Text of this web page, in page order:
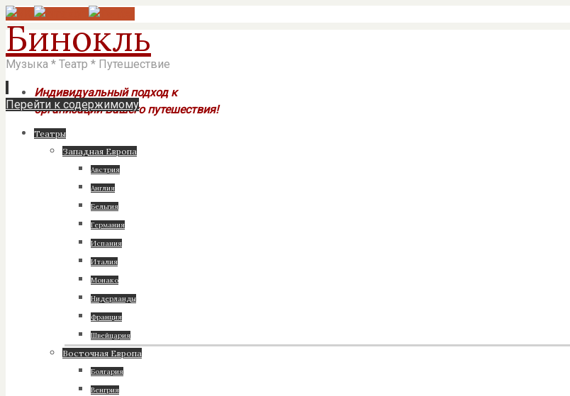
Бинокль
Музыка * Театр * Путешествие
Индивидуальный подход к
организации Вашего путешествия!
Перейти к содержимому
Театры
Западная Европа
Австрия
Англия
Бельгия
Германия
Испания
Италия
Монако
Нидерланды
Франция
Швейцария
Восточная Европа
Болгария
Венгрия